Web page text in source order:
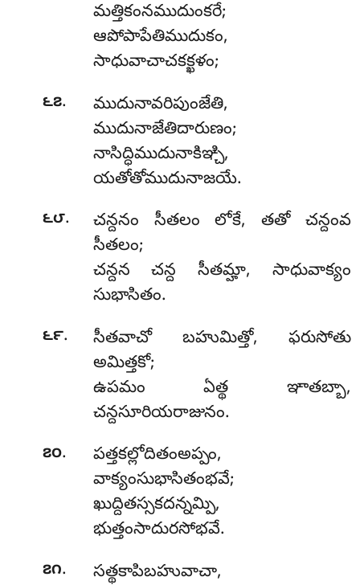
మత్తికంనముదుంకరే;
ఆపోపాపేతిముదుకం,
సాధువాచాచకక్ఖళం;
౬౭.
ముదునావరిపుంజేతి,
ముదునాజేతిదారుణం;
నాసిద్ధిముదునాకిఞ్చి,
యతోతోముదునాజయే.
౬౮. చన్దనం సీతలం లోకే, తతో చన్దంవ
సీతలం;
చన్దన చన్ద సీతమ్హా, సాధువాక్యం
సుభాసితం.
౬౯.
సీతవాచో బహుమిత్తో, ఫరుసోతు
అమిత్తకో;
ఉపమం ఏత్థ ఞాతబ్బా,
చన్దసూరియరాజునం.
౭౦.
పత్తకల్లోదితంఅప్పం,
వాక్యంసుభాసితంభవే;
ఖుద్దితస్సకదన్నమ్పి,
భుత్తంసాదురసోభవే.
౭౧. సత్థకాపిబహువాచా,